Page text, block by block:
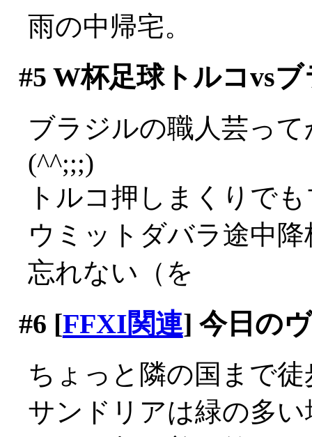
雨の中帰宅。
#5 W杯足球トルコvs
ブラジルの職人芸っ
(^^;;;)
トルコ押しまくりで
ウミットダバラ途中
忘れない（を
#6 [FFXI関連] 今日の
ちょっと隣の国まで
サンドリアは緑の多